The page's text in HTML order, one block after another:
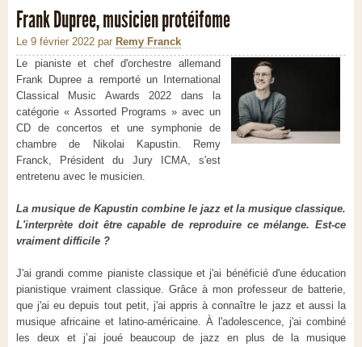
Frank Dupree, musicien protéifome
Le 9 février 2022 par Remy Franck
Le pianiste et chef d'orchestre allemand
Frank Dupree a remporté un International
Classical Music Awards 2022 dans la
catégorie « Assorted Programs » avec un
CD de concertos et une symphonie de
chambre de Nikolai Kapustin. Remy
Franck, Président du Jury ICMA, s'est
entretenu avec le musicien.
La musique de Kapustin combine le jazz et la musique classique.
L'interprète doit être capable de reproduire ce mélange. Est-ce
vraiment difficile ?
J'ai grandi comme pianiste classique et j'ai bénéficié d'une éducation
pianistique vraiment classique. Grâce à mon professeur de batterie,
que j'ai eu depuis tout petit, j'ai appris à connaître le jazz et aussi la
musique africaine et latino-américaine. À l'adolescence, j'ai combiné
les deux et j’ai joué beaucoup de jazz en plus de la musique